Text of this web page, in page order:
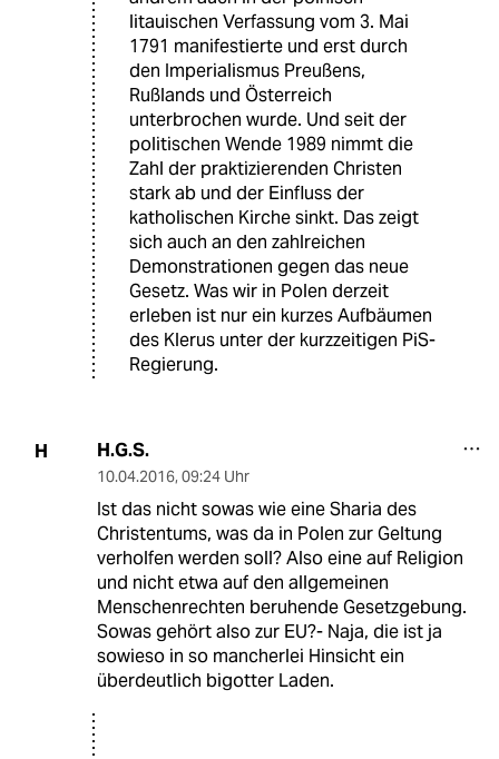
litauischen Verfassung vom 3. Mai
1791 manifestierte und erst durch
den Imperialismus Preußens,
Rußlands und Österreich
unterbrochen wurde. Und seit der
politischen Wende 1989 nimmt die
Zahl der praktizierenden Christen
stark ab und der Einfluss der
katholischen Kirche sinkt. Das zeigt
sich auch an den zahlreichen
Demonstrationen gegen das neue
Gesetz. Was wir in Polen derzeit
erleben ist nur ein kurzes Aufbäumen
des Klerus unter der kurzzeitigen PiS-
Regierung.
H H.G.S.
10.04.2016, 09:24 Uhr
Ist das nicht sowas wie eine Sharia des
Christentums, was da in Polen zur Geltung
verholfen werden soll? Also eine auf Religion
und nicht etwa auf den allgemeinen
Menschenrechten beruhende Gesetzgebung.
Sowas gehört also zur EU?- Naja, die ist ja
sowieso in so mancherlei Hinsicht ein
überdeutlich bigotter Laden.